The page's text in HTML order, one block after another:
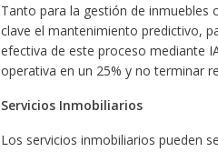
Tanto para la gestión de inmuebles
clave el mantenimiento predictivo,
efectiva de este proceso mediante
operativa en un 25% y no terminar
Servicios Inmobiliarios
Los servicios inmobiliarios pueden